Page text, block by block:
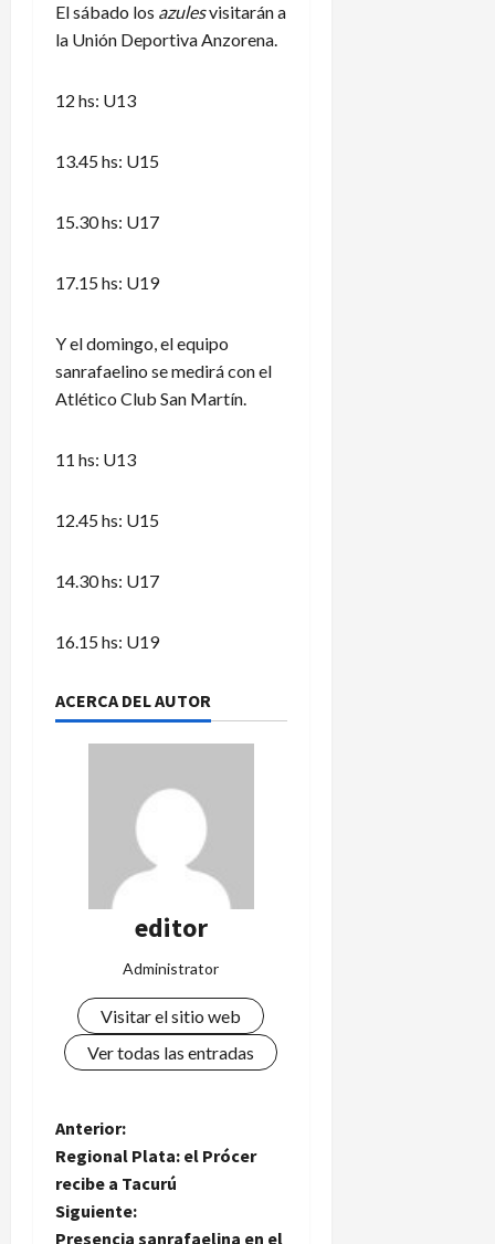
El sábado los azulesvisitarán a
la Unión Deportiva Anzorena.
12 hs: U13
13.45 hs: U15
15.30 hs: U17
17.15 hs: U19
Y el domingo, el equipo
sanrafaelino se medirá con el
Atlético Club San Martín.
11 hs: U13
12.45 hs: U15
14.30 hs: U17
16.15 hs: U19
ACERCA DEL AUTOR
editor
Administrator
Visitar el sitio web
Ver todas las entradas
N
a
v
Anterior:
Regional Plata: el Prócer
recibe a Tacurú
Siguiente:
Presencia sanrafaelina en el